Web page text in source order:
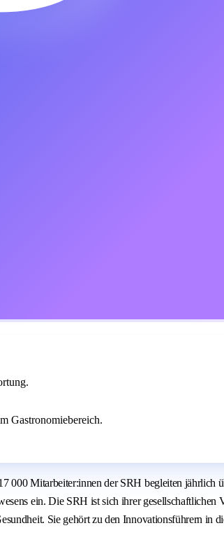
Gastronomiebereich.
000 Mitarbeiter:innen der SRH begleiten
ein. Die SRH ist sich ihrer
Sie gehört zu den Innovationsführern in